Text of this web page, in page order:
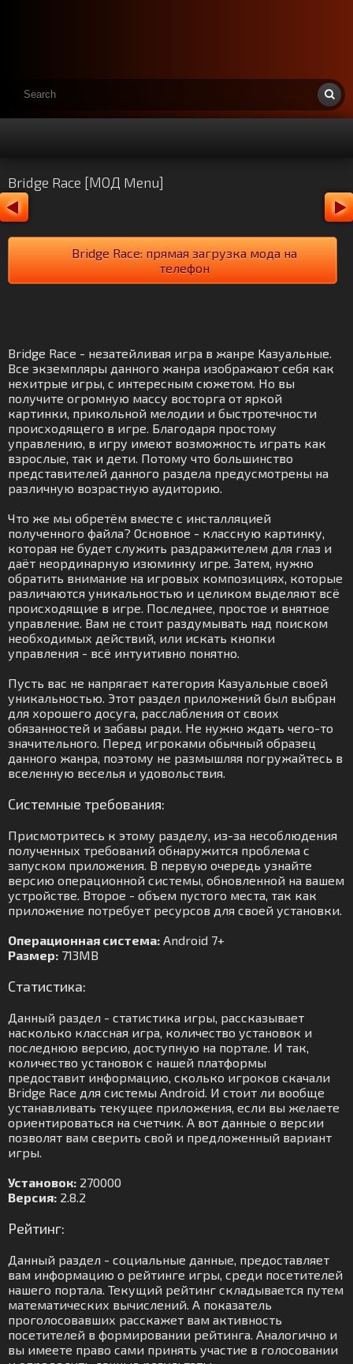
Bridge Race [МОД Menu]
Bridge Race: прямая загрузка мода на
телефон
Bridge Race - незатейливая игра в жанре Казуальные.
Все экземпляры данного жанра изображают себя как
нехитрые игры, с интересным сюжетом. Но вы
получите огромную массу восторга от яркой
картинки, прикольной мелодии и быстротечности
происходящего в игре. Благодаря простому
управлению, в игру имеют возможность играть как
взрослые, так и дети. Потому что большинство
представителей данного раздела предусмотрены на
различную возрастную аудиторию.
Что же мы обретём вместе с инсталляцией
полученного файла? Основное - классную картинку,
которая не будет служить раздражителем для глаз и
даёт неординарную изюминку игре. Затем, нужно
обратить внимание на игровых композициях, которые
различаются уникальностью и целиком выделяют всё
происходящие в игре. Последнее, простое и внятное
управление. Вам не стоит раздумывать над поиском
необходимых действий, или искать кнопки
управления - всё интуитивно понятно.
Пусть вас не напрягает категория Казуальные своей
уникальностью. Этот раздел приложений был выбран
для хорошего досуга, расслабления от своих
обязанностей и забавы ради. Не нужно ждать чего-то
значительного. Перед игроками обычный образец
данного жанра, поэтому не размышляя погружайтесь в
вселенную веселья и удовольствия.
Системные требования:
Присмотритесь к этому разделу, из-за несоблюдения
полученных требований обнаружится проблема с
запуском приложения. В первую очередь узнайте
версию операционной системы, обновленной на вашем
устройстве. Второе - объем пустого места, так как
приложение потребует ресурсов для своей установки.
Операционная система: Android 7+
Размер: 713MB
Статистика:
Данный раздел - статистика игры, рассказывает
насколько классная игра, количество установок и
последнюю версию, доступную на портале. И так,
количество установок с нашей платформы
предоставит информацию, сколько игроков скачали
Bridge Race для системы Android. И стоит ли вообще
устанавливать текущее приложения, если вы желаете
ориентироваться на счетчик. А вот данные о версии
позволят вам сверить свой и предложенный вариант
игры.
Установок: 270000
Версия: 2.8.2
Рейтинг:
Данный раздел - социальные данные, предоставляет
вам информацию о рейтинге игры, среди посетителей
нашего портала. Текущий рейтинг складывается путем
математических вычислений. А показатель
проголосовавших расскажет вам активность
посетителей в формировании рейтинга. Аналогично и
вы имеете право сами принять участие в голосовании